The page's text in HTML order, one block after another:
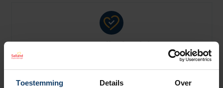
Toestemming Details Over
Sportmedisch advies